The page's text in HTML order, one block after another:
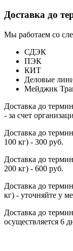
Доставка до
Мы работаем со
СДЭК
ПЭК
КИТ
Деловые
Мейджик
Доставка до
- за счет
Доставка до
100 кг) - 300 руб.
Доставка до
200 кг) - 600 руб.
Доставка до
кг) - уточняйте у
Доставка до
осуществляется 6